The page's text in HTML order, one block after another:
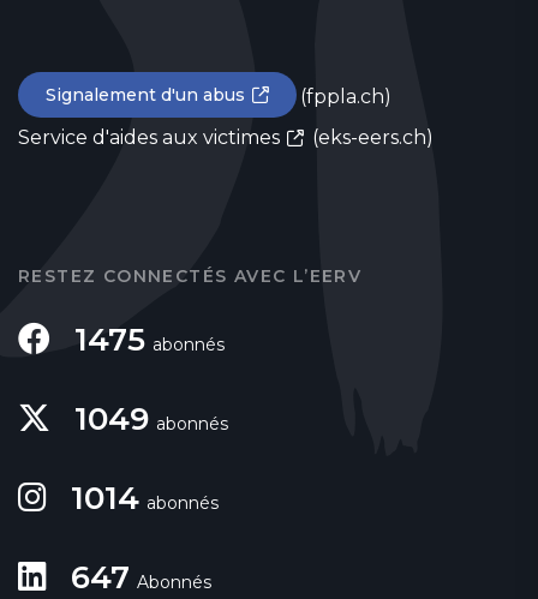
Signalement d'un abus
(fppla.ch)
Service d'aides aux victimes
(eks-eers.ch)
RESTEZ CONNECTÉS AVEC L’EERV
1475 abonnés
1049 abonnés
1014 abonnés
647 Abonnés